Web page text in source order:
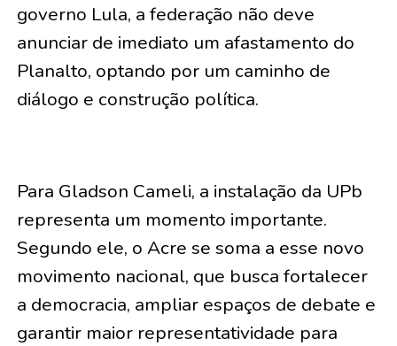
governo Lula, a federação não deve
anunciar de imediato um afastamento do
Planalto, optando por um caminho de
diálogo e construção política.
Para Gladson Cameli, a instalação da UPb
representa um momento importante.
Segundo ele, o Acre se soma a esse novo
movimento nacional, que busca fortalecer
a democracia, ampliar espaços de debate e
garantir maior representatividade para